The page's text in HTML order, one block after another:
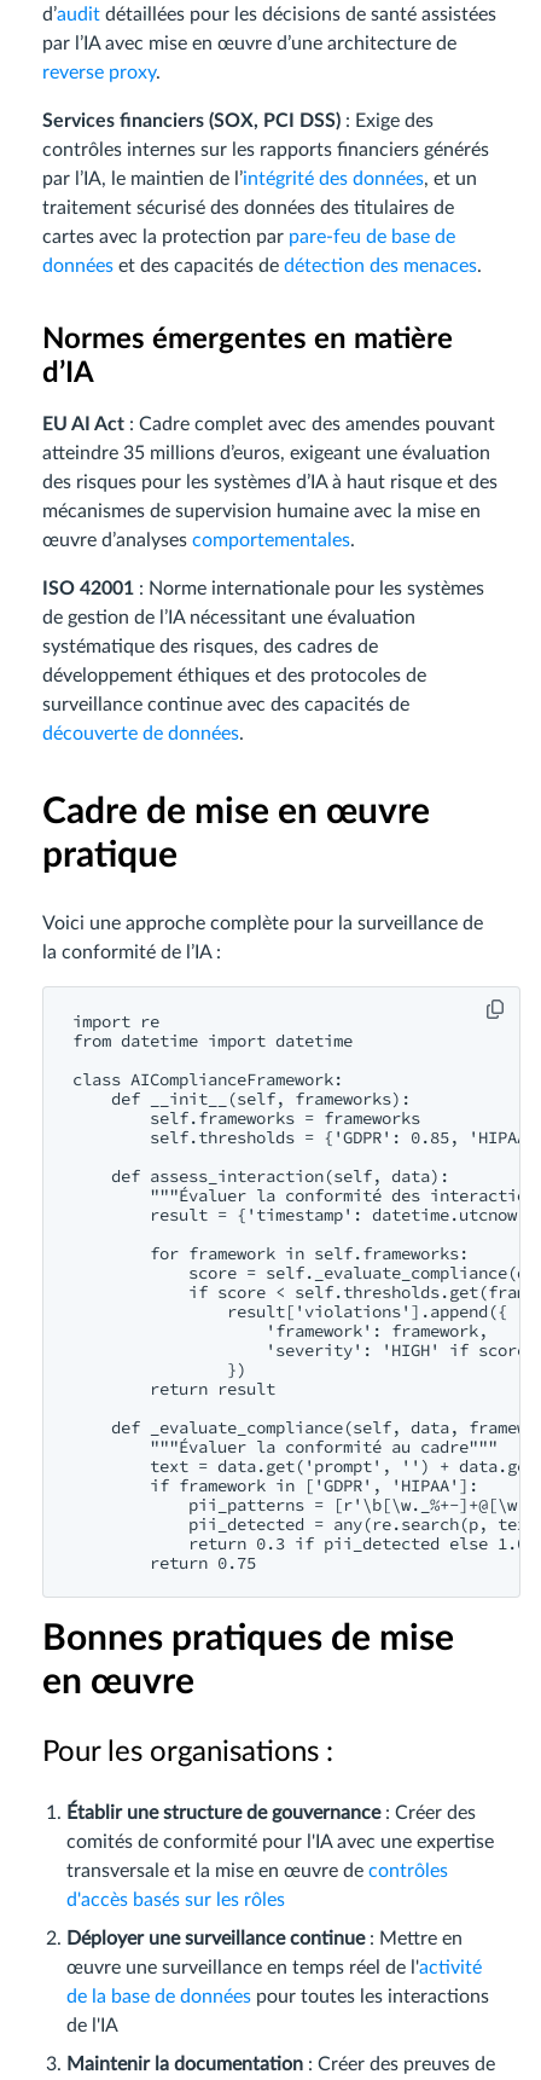
d’audit détaillées pour les décisions de santé assistées
par l’IA avec mise en œuvre d’une architecture de
reverse proxy.
Services financiers (SOX, PCI DSS) : Exige des
contrôles internes sur les rapports financiers générés
par l’IA, le maintien de l’intégrité des données, et un
traitement sécurisé des données des titulaires de
cartes avec la protection par pare-feu de base de
données et des capacités de détection des menaces.
Normes émergentes en matière
d’IA
EU AI Act : Cadre complet avec des amendes pouvant
atteindre 35 millions d’euros, exigeant une évaluation
des risques pour les systèmes d’IA à haut risque et des
mécanismes de supervision humaine avec la mise en
œuvre d’analyses comportementales.
ISO 42001 : Norme internationale pour les systèmes
de gestion de l’IA nécessitant une évaluation
systématique des risques, des cadres de
développement éthiques et des protocoles de
surveillance continue avec des capacités de
découverte de données.
Cadre de mise en œuvre
pratique
Voici une approche complète pour la surveillance de
la conformité de l’IA :
import re
from datetime import datetime
class AIComplianceFramework:
    def __init__(self, frameworks):
        self.frameworks = frameworks
self.thresholds = {'GDPR': 0.85,
    def assess_interaction(self, data):
"""Évaluer la conformité des
result = {'timestamp':
        for framework in self.frameworks:
score =
if score <
                result['violations'].append({
                    'framework': framework,
'severity': 'HIGH' if score
                })
        return result
def _evaluate_compliance(self, data,
        """Évaluer la conformité au cadre"""
text = data.get('prompt', '') +
        if framework in ['GDPR', 'HIPAA']:
pii_patterns = [r'\b[\w._%+-
pii_detected = any(re.search(p,
            return 0.3 if pii_detected else 1.0
Bonnes pratiques de mise
en œuvre
Pour les organisations :
Établir une structure de gouvernance: Créer des
comités de conformité pour l'IA avec une expertise
transversale et la mise en œuvre de contrôles
d'accès basés sur les rôles
Déployer une surveillance continue: Mettre en
œuvre une surveillance en temps réel de l'activité
de la base de données pour toutes les interactions
de l'IA
Maintenir la documentation : Créer des preuves de